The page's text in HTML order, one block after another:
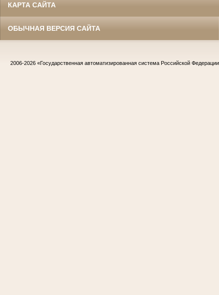
КАРТА САЙТА
ОБЫЧНАЯ ВЕРСИЯ САЙТА
2006-2026 «Государственная автоматизированная система Российской